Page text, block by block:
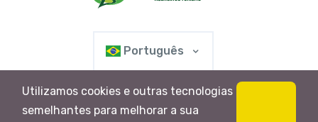
Português
Bonito Way Turismo e Eventos - CNPJ
Utilizamos cookies e outras tecnologias
semelhantes para melhorar a sua